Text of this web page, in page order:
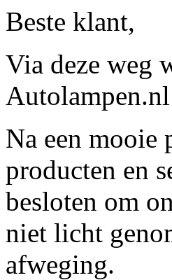
Beste klant,
Via deze weg
Na een mooie
producten en
besloten om
niet licht
afweging.